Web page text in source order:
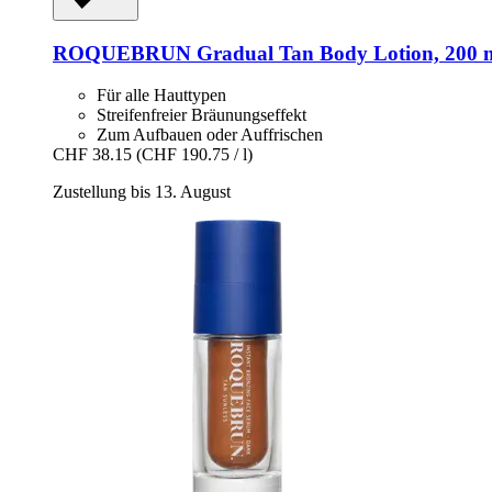
ROQUEBRUN Gradual Tan Body Lotion, 200
Für alle Hauttypen
Streifenfreier Bräunungseffekt
Zum Aufbauen oder Auffrischen
CHF 38.15 (CHF 190.75 / l)
Zustellung bis 13. August